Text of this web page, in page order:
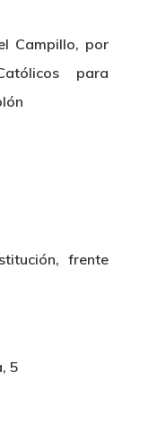
Campillo, por
para
frente
5